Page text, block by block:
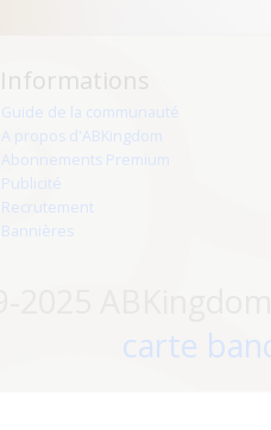
Informations
Guide de la communauté
A propos d'ABKingdom
Abonnements Premium
Publicité
Recrutement
Bannières
carte